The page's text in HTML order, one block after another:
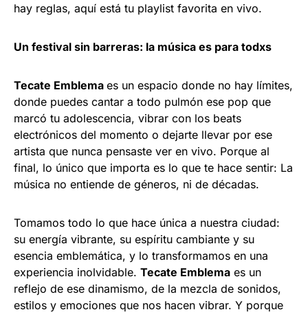
hay reglas, aquí está tu playlist favorita en vivo.
Un festival sin barreras: la música es para todxs
Tecate Emblema es un espacio donde no hay límites,
donde puedes cantar a todo pulmón ese pop que
marcó tu adolescencia, vibrar con los beats
electrónicos del momento o dejarte llevar por ese
artista que nunca pensaste ver en vivo. Porque al
final, lo único que importa es lo que te hace sentir: La
música no entiende de géneros, ni de décadas.
Tomamos todo lo que hace única a nuestra ciudad:
su energía vibrante, su espíritu cambiante y su
esencia emblemática, y lo transformamos en una
experiencia inolvidable. Tecate Emblema es un
reflejo de ese dinamismo, de la mezcla de sonidos,
estilos y emociones que nos hacen vibrar. Y porque